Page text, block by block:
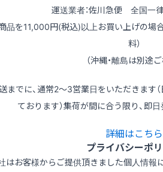
運送業者：佐川急便 全国一
品を11,000円(税込)以上お買い上げの場
料）
（沖縄・離島は別途ご
までに、通常2～3営業日をいただきます
ております）集荷が間に合う限り、即
詳細はこちら
プライバシーポ
はお客様からご提供頂きました個人情報